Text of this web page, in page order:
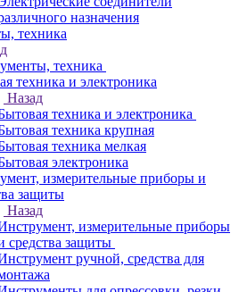
назначения
техника
техника
техника и электроника
Назад
техника и электроника
техника крупная
техника мелкая
электроника
измерительные приборы и
защиты
Назад
измерительные приборы
средства защиты
ручной, средства для